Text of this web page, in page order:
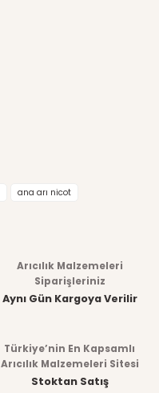
ana arı nicot
Arıcılık Malzemeleri
Siparişleriniz
Aynı Gün Kargoya Verilir
Türkiye’nin En Kapsamlı
Arıcılık Malzemeleri Sitesi
Stoktan Satış